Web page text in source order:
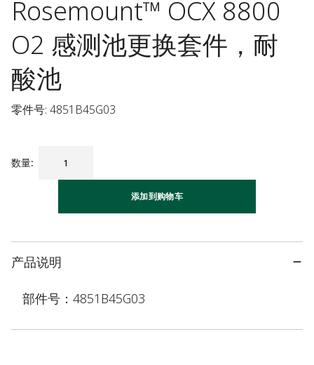
Rosemount™ OCX 8800
O2 感测池更换套件，耐
酸池
零件号: 4851B45G03
数量:
添加到购物车
产品说明
部件号：4851B45G03